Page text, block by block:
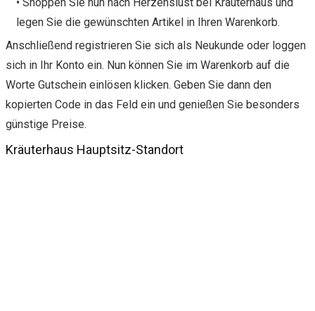
legen Sie die gewünschten Artikel in Ihren Warenkorb.
Anschließend registrieren Sie sich als Neukunde oder loggen
sich in Ihr Konto ein. Nun können Sie im Warenkorb auf die
Worte Gutschein einlösen klicken. Geben Sie dann den
kopierten Code in das Feld ein und genießen Sie besonders
günstige Preise.
Kräuterhaus Hauptsitz-Standort